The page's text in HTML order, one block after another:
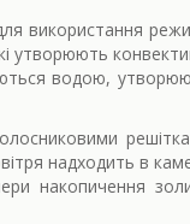
використання
утворюють
водою,
надходить в
накопичення